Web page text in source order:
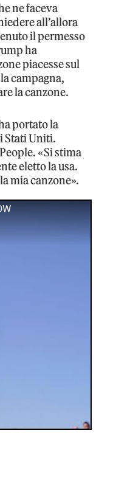
ne faceva
all’allora
il permesso
ha
piacesse sul
campagna,
la canzone.
portato la
Stati Uniti.
«Si stima
eletto la usa.
mia canzone».